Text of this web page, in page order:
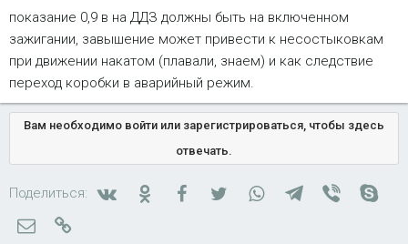
показание 0,9 в на ДДЗ должны быть на включенном
зажигании, завышение может привести к несостыковкам
при движении накатом (плавали, знаем) и как следствие
переход коробки в аварийный режим.
Вам необходимо войти или зарегистрироваться, чтобы здесь
отвечать.
Поделиться: ВконтактеОдноклассники
FacebookTwitterWhatsAppTelegram
Viber
Электронная почта